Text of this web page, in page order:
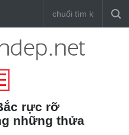
rực rỡ
những thửa